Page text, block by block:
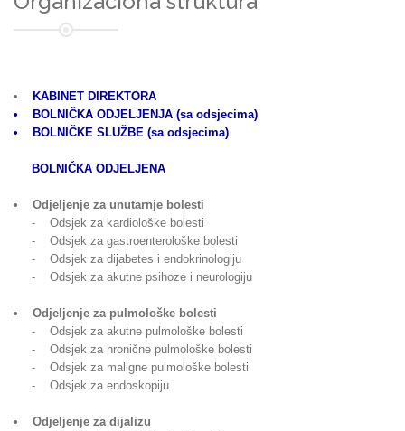
•
KABINET DIREKTORA
• BOLNIČKA ODJELJENJA (sa odsjecima)
• BOLNIČKE SLUŽBE (sa odsjecima)
BOLNIČKA ODJELJENA
• Odjeljenje za unutarnje bolesti
- Odsjek za kardiološke bolesti
- Odsjek za gastroenterološke bolesti
- Odsjek za dijabetes i endokrinologiju
- Odsjek za akutne psihoze i neurologiju
• Odjeljenje za pulmološke bolesti
- Odsjek za akutne pulmološke bolesti
- Odsjek za hronične pulmološke bolesti
- Odsjek za maligne pulmološke bolesti
- Odsjek za endoskopiju
• Odjeljenje za dijalizu